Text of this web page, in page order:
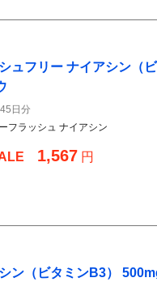
ュフリー ナイアシン（
日分
フラッシュ ナイアシン
1,567 円
シン（ビタミンB3）